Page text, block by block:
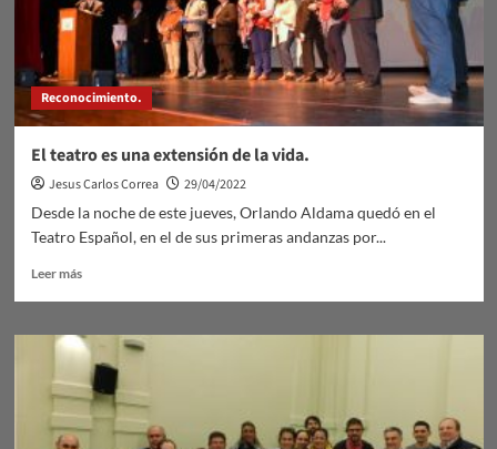
Reconocimiento.
El teatro es una extensión de la vida.
Jesus Carlos Correa
29/04/2022
Desde la noche de este jueves, Orlando Aldama quedó en el
Teatro Español, en el de sus primeras andanzas por...
Leer másLeer
El
teatro
es
una
extensión